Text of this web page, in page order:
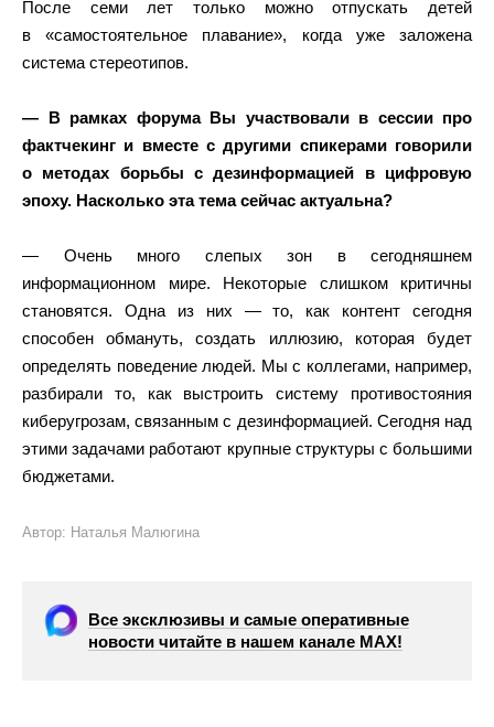
После семи лет только можно отпускать детей
в «самостоятельное плавание», когда уже заложена
система стереотипов.
— В рамках форума Вы участвовали в сессии про
фактчекинг и вместе с другими спикерами говорили
о методах борьбы с дезинформацией в цифровую
эпоху. Насколько эта тема сейчас актуальна?
— Очень много слепых зон в сегодняшнем
информационном мире. Некоторые слишком критичны
становятся. Одна из них — то, как контент сегодня
способен обмануть, создать иллюзию, которая будет
определять поведение людей. Мы с коллегами, например,
разбирали то, как выстроить систему противостояния
киберугрозам, связанным с дезинформацией. Сегодня над
этими задачами работают крупные структуры с большими
бюджетами.
Автор: Наталья Малюгина
Все эксклюзивы и самые оперативные
новости читайте в нашем канале МАХ!